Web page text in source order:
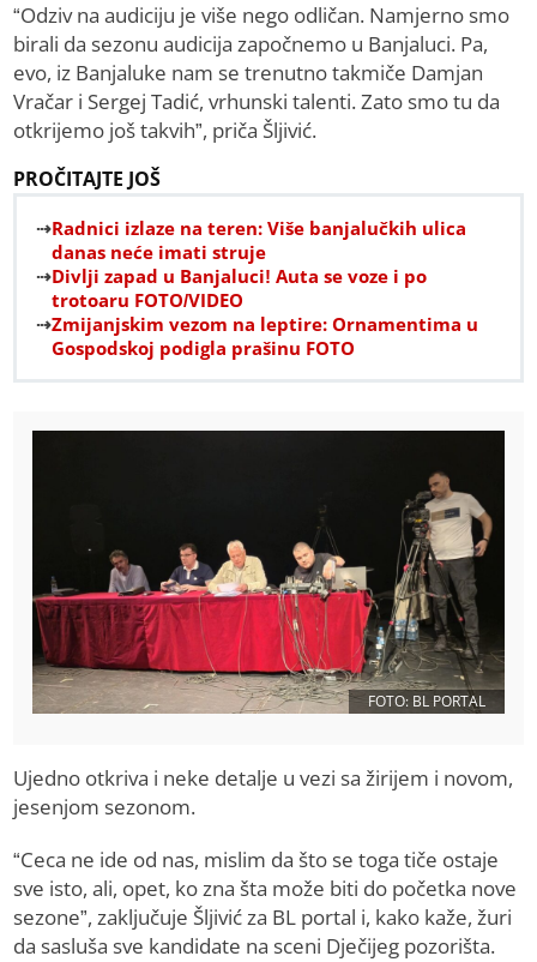
“Odziv na audiciju je više nego odličan. Namjerno smo
birali da sezonu audicija započnemo u Banjaluci. Pa,
evo, iz Banjaluke nam se trenutno takmiče Damjan
Vračar i Sergej Tadić, vrhunski talenti. Zato smo tu da
otkrijemo još takvih”, priča Šljivić.
PROČITAJTE JOŠ
Radnici izlaze na teren: Više banjalučkih ulica
danas neće imati struje
Divlji zapad u Banjaluci! Auta se voze i po
trotoaru FOTO/VIDEO
Zmijanjskim vezom na leptire: Ornamentima u
Gospodskoj podigla prašinu FOTO
FOTO: BL PORTAL
Ujedno otkriva i neke detalje u vezi sa žirijem i novom,
jesenjom sezonom.
“Ceca ne ide od nas, mislim da što se toga tiče ostaje
sve isto, ali, opet, ko zna šta može biti do početka nove
sezone”, zaključuje Šljivić za BL portal i, kako kaže, žuri
da sasluša sve kandidate na sceni Dječijeg pozorišta.